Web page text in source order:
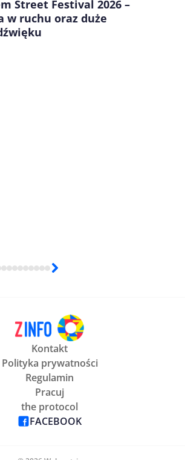
Street Festival 2026 –
w ruchu oraz duże
Kontakt
Polityka prywatności
Regulamin
Pracuj
the protocol
FACEBOOK